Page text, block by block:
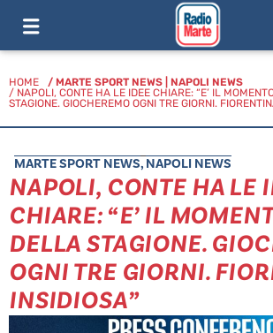
HOME / MARTE SPORT NEWS
NAPOLI NEWS
/ NAPOLI, CONTE HA LE IDEE CHIARE: “E’ IL
STAGIONE. GIOCHEREMO OGNI TRE GIORNI.
MARTE SPORT NEWS, NAPOLI NEWS
NAPOLI, CONTE HA LE
CHIARE: “E’ IL
DELLA STAGIONE.
OGNI TRE GIORNI.
INSIDIOSA”